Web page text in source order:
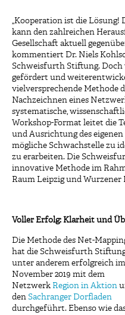
„Kooperation ist die
kann den zahlreichen
Gesellschaft aktuell
kommentiert Dr. Niels
Schweisfurth Stiftung.
gefördert und
vielversprechende Methode
Nachzeichnen eines
systematische,
Workshop-Format leitet die
und Ausrichtung des
mögliche Schwachstelle zu
zu erarbeiten. Die
innovative Methode im
Raum Leipzig und Wurzener
Voller Erfolg: Klarheit und
Die Methode des Net-
hat die Schweisfurth
unter anderem erfolgreich im
November 2019 mit dem
Netzwerk Region in Aktion
den Sachranger Dorfladen
durchgeführt. Ebenso wie